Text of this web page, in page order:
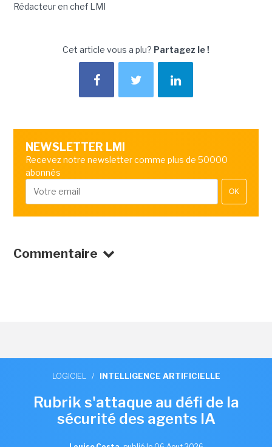
Rédacteur en chef LMI
Cet article vous a plu? Partagez le !
NEWSLETTER LMI
Recevez notre newsletter comme plus de 50000
abonnés
OK
Commentaire
LOGICIEL / INTELLIGENCE ARTIFICIELLE
Rubrik s'attaque au défi de la
sécurité des agents IA